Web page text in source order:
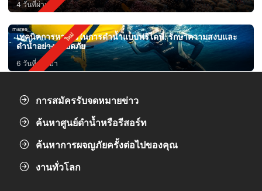
4 วันที่ผ่านมา
mares
เทคนิคการหายใจในการดำน้ำแบบฟรีไดฟ์: รักษาความสงบและ
ดำน้ำอย่างปลอดภัย
6 วันที่ผ่านมา
การสมัครรับจดหมายข่าว
ค้นหาศูนย์ดำน้ำหรือรีสอร์ท
ค้นหาการผจญภัยครั้งต่อไปของคุณ
งานทั่วโลก